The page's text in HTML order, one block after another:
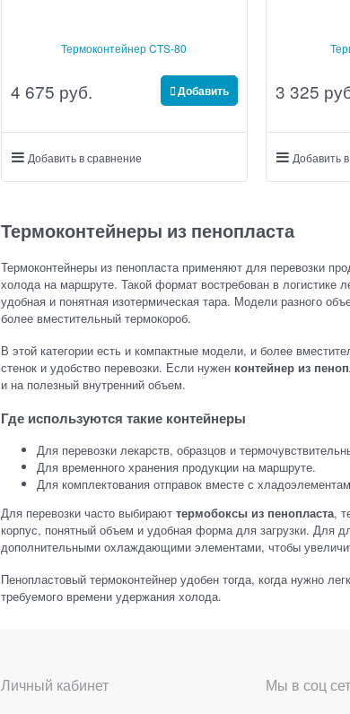
Термоконтейнер CTS-80
4 675 руб. Добавить
Добавить в сравнение
3 325
Добавить
Термоконтейнеры из пенопласта
Термоконтейнеры из пенопласта применяют для перевозки
холода на маршруте. Такой формат востребован в логистике
удобная и понятная изотермическая тара. Модели разного
более вместительный термокороб.
В этой категории есть и компактные модели, и более
стенок и удобство перевозки. Если нужен контейнер из
и на полезный внутренний объем.
Где используются такие контейнеры
Для перевозки лекарств, образцов и
Для временного хранения продукции на маршруте.
Для комплектования отправок вместе с
Для перевозки часто выбирают термобоксы из пенопласта,
корпус, понятный объем и удобная форма для загрузки. Для
дополнительными охлаждающими элементами, чтобы
Пенопластовый термоконтейнер удобен тогда, когда нужно
требуемого времени удержания холода.
Личный кабинет Мы в соц